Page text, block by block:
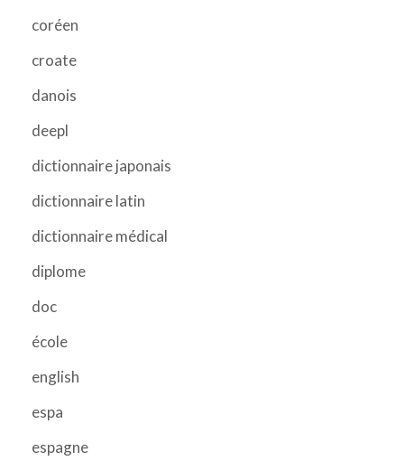
coréen
croate
danois
deepl
dictionnaire japonais
dictionnaire latin
dictionnaire médical
diplome
doc
école
english
espa
espagne